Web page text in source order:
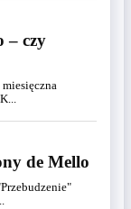
– czy
miesięczna
de Mello